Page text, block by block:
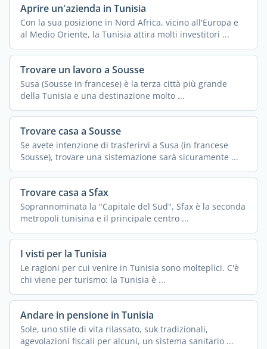
Aprire un'azienda in Tunisia
Con la sua posizione in Nord Africa, vicino all'Europa e
al Medio Oriente, la Tunisia attira molti investitori ...
Trovare un lavoro a Sousse
Susa (Sousse in francese) è la terza città più grande
della Tunisia e una destinazione molto ...
Trovare casa a Sousse
Se avete intenzione di trasferirvi a Susa (in francese
Sousse), trovare una sistemazione sarà sicuramente ...
Trovare casa a Sfax
Soprannominata la "Capitale del Sud", Sfax è la seconda
metropoli tunisina e il principale centro ...
I visti per la Tunisia
Le ragioni per cui venire in Tunisia sono molteplici. C'è
chi viene per turismo: la Tunisia è ...
Andare in pensione in Tunisia
Sole, uno stile di vita rilassato, suk tradizionali,
agevolazioni fiscali per alcuni, un sistema sanitario ...